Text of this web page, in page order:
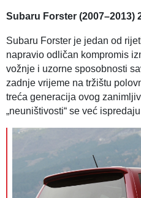
Subaru Forster (2007–2013)
Subaru Forster je jedan od
napravio odličan kompromis
vožnje i uzorne sposobnosti
zadnje vrijeme na tržištu
treća generacija ovog
„neuništivosti“ se već